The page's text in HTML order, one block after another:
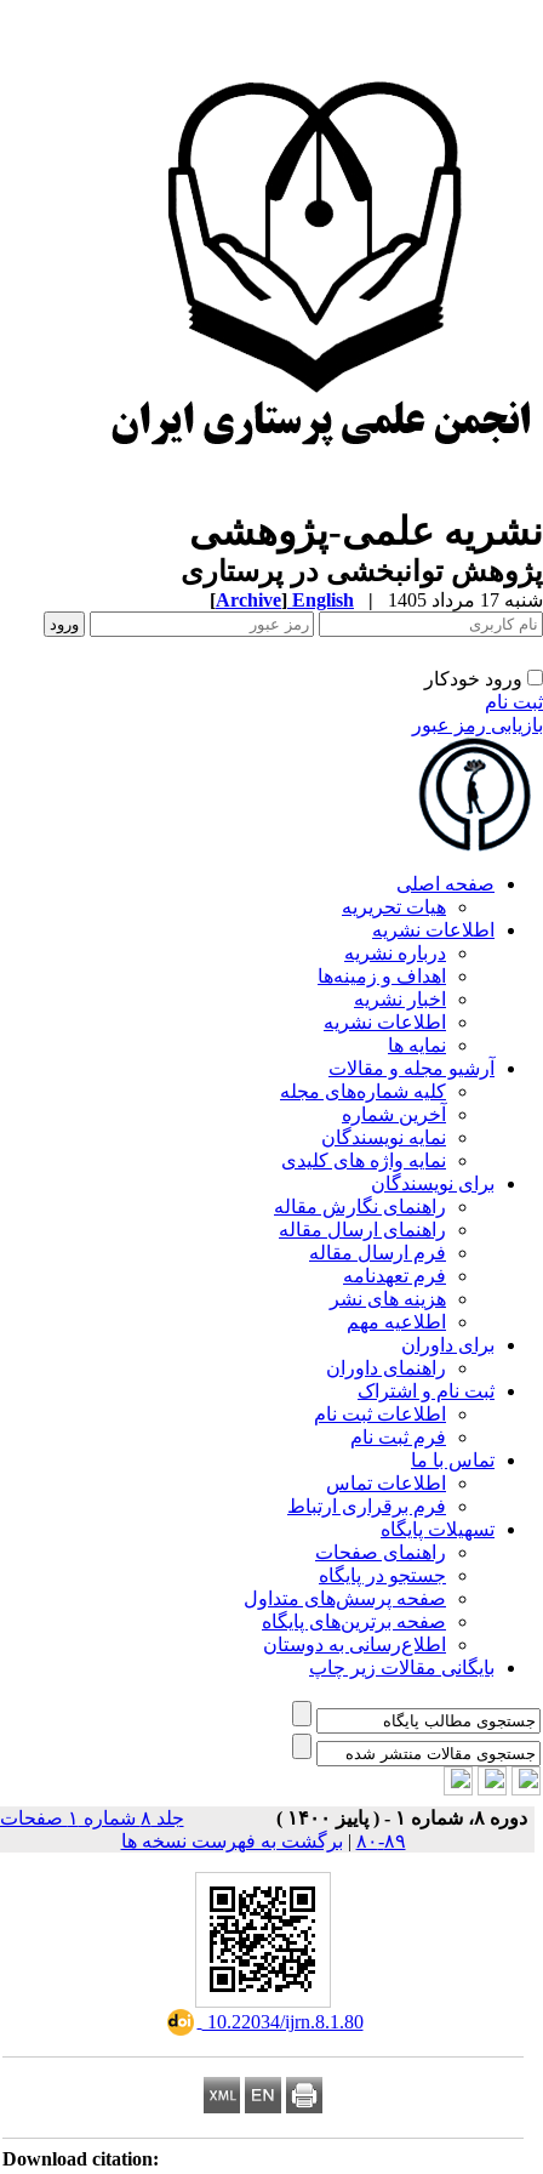
علمی-پژوهشی
توانبخشی در پرستاری
مرداد 1405 |
English
[Archive]
ورود خودکار
نام
رمز عبور
صفحه اصلی
هیات تحریریه
اطلاعات نشریه
درباره نشریه
اهداف و زمینه‌ها
اخبار نشریه
اطلاعات نشریه
نمایه ها
آرشیو مجله و مقالات
کلیه شماره‌های مجله
آخرین شماره
نمایه نویسندگان
نمایه واژه های کلیدی
برای نویسندگان
راهنمای نگارش مقاله
راهنمای ارسال مقاله
فرم ارسال مقاله
فرم تعهدنامه
هزینه های نشر
اطلاعیه مهم
برای داوران
راهنمای داوران
ثبت نام و اشتراک
اطلاعات ثبت نام
فرم ثبت نام
تماس با ما
اطلاعات تماس
فرم برقراری ارتباط
تسهیلات پایگاه
راهنمای صفحات
جستجو در پایگاه
صفحه پرسش‌های متداول
صفحه برترین‌های پایگاه
اطلاع‌رسانی به دوستان
بایگانی مقالات زیر چاپ
دوره ۸، شماره ۱ - ( پاییز ۱۴۰۰ )
جلد ۸ شماره ۱ صفحات
۸۹-۸۰
| برگشت به فهرست نسخه ها
‎ 10.22034/ijrn.8.1.80
Download citation: